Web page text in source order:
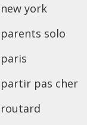
new york
parents solo
paris
partir pas cher
routard